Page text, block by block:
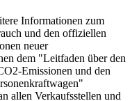
Informationen zum
und den offiziellen
neuer
dem "Leitfaden über den
Emissionen und den
allen Verkaufsstellen und